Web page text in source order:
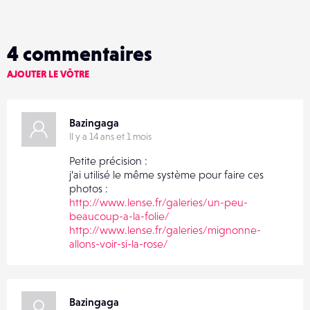
4commentaires
AJOUTER LE VÔTRE
Bazingaga
Il y a 14 ans et 1 mois
Petite précision :
j’ai utilisé le même système pour faire ces
photos :
http://www.lense.fr/galeries/un-peu-
beaucoup-a-la-folie/
http://www.lense.fr/galeries/mignonne-
allons-voir-si-la-rose/
Bazingaga